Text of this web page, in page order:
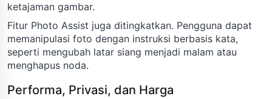
ketajaman gambar.
Fitur Photo Assist juga ditingkatkan. Pengguna dapat
memanipulasi foto dengan instruksi berbasis kata,
seperti mengubah latar siang menjadi malam atau
menghapus noda.
Performa, Privasi, dan Harga